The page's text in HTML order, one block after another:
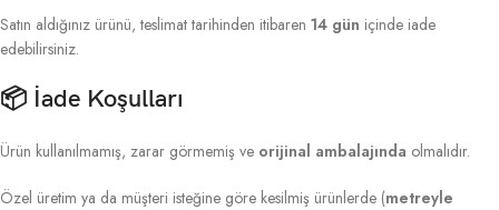
Satın aldığınız ürünü, teslimat tarihinden itibaren 14 gün içinde iade
edebilirsiniz.
📦 İade Koşulları
Ürün kullanılmamış, zarar görmemiş ve orijinal ambalajında olmalıdır.
Özel üretim ya da müşteri isteğine göre kesilmiş ürünlerde (metreyle